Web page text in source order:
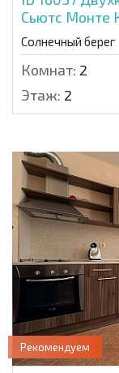
Сьютс Монте
Солнечный берег
Комнат: 2
Этаж: 2
Рекомендуем